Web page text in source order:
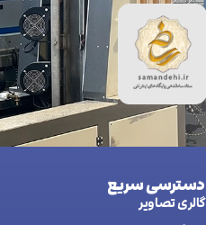
دسترسی سریع
گالری تصاویر